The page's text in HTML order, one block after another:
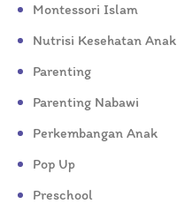
Montessori Islam
Nutrisi Kesehatan Anak
Parenting
Parenting Nabawi
Perkembangan Anak
Pop Up
Preschool